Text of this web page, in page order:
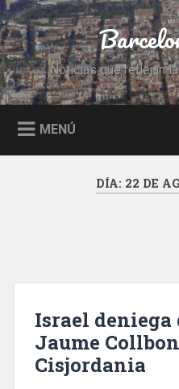
Saltar
al
contenido
Buscar
Noticias que reflejan
MENÚ
DÍA: 22 DE
Israel deniega
Jaume
Cisjordania